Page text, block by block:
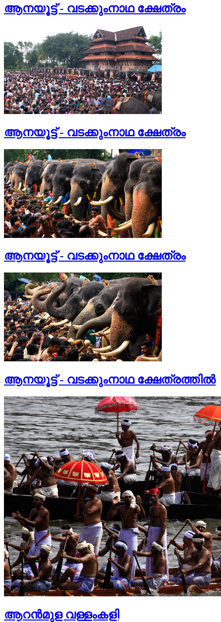
ആനയൂട്ട് - വടക്കുംനാഥ ക്ഷേത്രം
ആനയൂട്ട് - വടക്കുംനാഥ ക്ഷേത്രം
ആനയൂട്ട് - വടക്കുംനാഥ ക്ഷേത്രം
ആനയൂട്ട് - വടക്കുംനാഥ ക്ഷേത്രത്തില്‍
ആറന്‍മുള വള്ളംകളി